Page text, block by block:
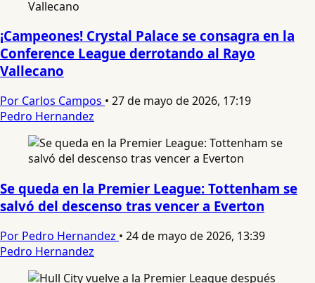
¡Campeones! Crystal Palace se consagra en la
Conference League derrotando al Rayo
Vallecano
Por Carlos Campos • 27 de mayo de 2026, 17:19
Pedro Hernandez
Se queda en la Premier League: Tottenham se
salvó del descenso tras vencer a Everton
Por Pedro Hernandez • 24 de mayo de 2026, 13:39
Pedro Hernandez